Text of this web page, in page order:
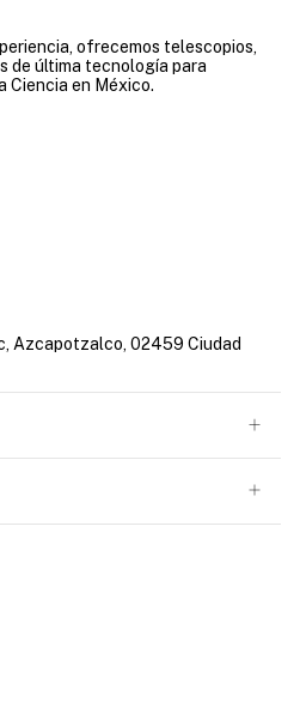
ofrecemos telescopios,
de última tecnología para
Ciencia en México.
Azcapotzalco, 02459 Ciudad